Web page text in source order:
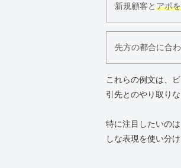
新規顧客とアポ
先方の都合に合
これらの例文は、
引先とのやり取り
特に注目したいの
しな表現を使い分